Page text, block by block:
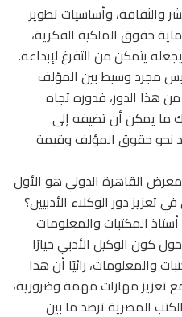
والثقافة، وأساسيات تطوير
حقوق الملكية الفكرية،
يتمكن من التفرغ لإبداعه.
مجرد وسيط بين المؤلف
من هذا الدور، فدوره تجاه
ما يمكن أن تضيفه إلى
نحو حقوق المؤلف وقيمة
القاهرة الدولي هو الأول
دور الوكلاء الأدبيين؟
المكتبات والمعلومات
كون الوكيل الأدبي خيارًا
والمعلومات، رائيًا أن هذا
تعزيز مهارات مهمة وضرورية،
المصرية ترصد ما بين